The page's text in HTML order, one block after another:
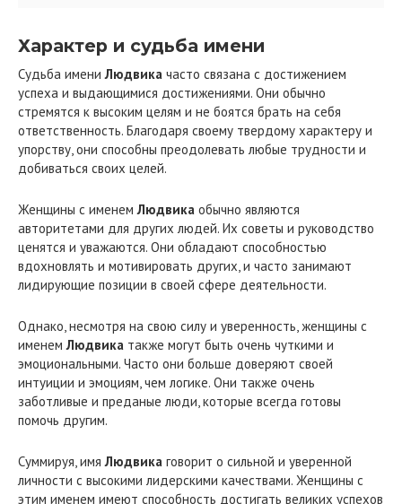
Характер и судьба имени
Судьба имениЛюдвика часто связана с достижением
успеха и выдающимися достижениями. Они обычно
стремятся к высоким целям и не боятся брать на себя
ответственность. Благодаря своему твердому характеру и
упорству, они способны преодолевать любые трудности и
добиваться своих целей.
Женщины с именемЛюдвика обычно являются
авторитетами для других людей. Их советы и руководство
ценятся и уважаются. Они обладают способностью
вдохновлять и мотивировать других, и часто занимают
лидирующие позиции в своей сфере деятельности.
Однако, несмотря на свою силу и уверенность, женщины с
именемЛюдвика также могут быть очень чуткими и
эмоциональными. Часто они больше доверяют своей
интуиции и эмоциям, чем логике. Они также очень
заботливые и преданые люди, которые всегда готовы
помочь другим.
Суммируя, имяЛюдвика говорит о сильной и уверенной
личности с высокими лидерскими качествами. Женщины с
этим именем имеют способность достигать великих успехов